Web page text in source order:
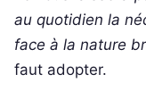
au quotidien la
face à la nature
faut adopter.